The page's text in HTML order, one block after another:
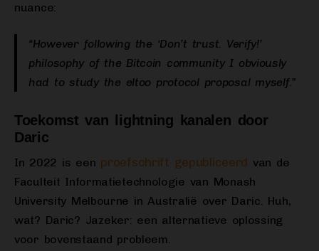
nuance:
“However following the ‘Don’t trust. Verify!’
philosophy of the Bitcoin community I obviously
had to study the eltoo protocol proposal myself.”
Toekomst van lightning kanalen door
Daric
In 2022 is een proefschrift gepubliceerd van de
Faculteit Informatietechnologie van Monash
University Melbourne in Australië over Daric. Huh,
wat? Daric? Jazeker: een alternatieve oplossing
voor bovenstaand probleem.